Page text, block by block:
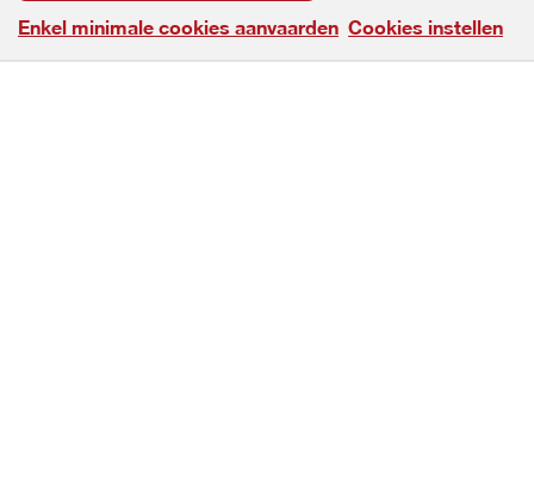
Neem contact op
Enkel minimale cookies aanvaarden Cookies instellen